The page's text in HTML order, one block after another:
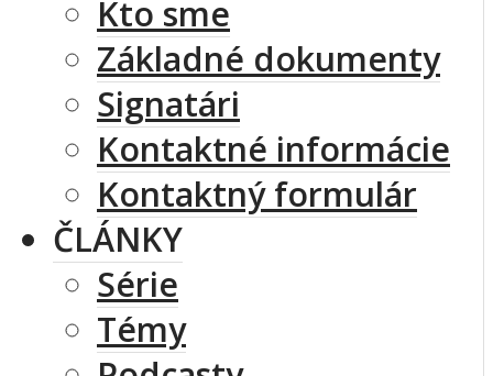
Kto sme
Základné dokumenty
Signatári
Kontaktné informácie
Kontaktný formulár
ČLÁNKY
Série
Témy